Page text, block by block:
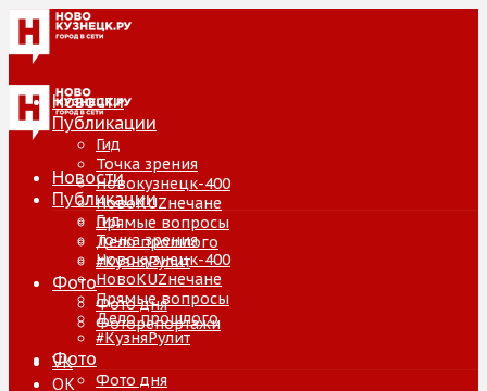
Новости
Публикации
Гид
Точка зрения
Новокузнецк-400
НовоKUZнечане
Прямые вопросы
Дело прошлого
#КузняРулит
Фото
Фото дня
Фоторепортажи
VK
ОК
Новости
Публикации
Гид
Точка зрения
Новокузнецк-400
НовоKUZнечане
Прямые вопросы
Дело прошлого
#КузняРулит
Фото
Фото дня